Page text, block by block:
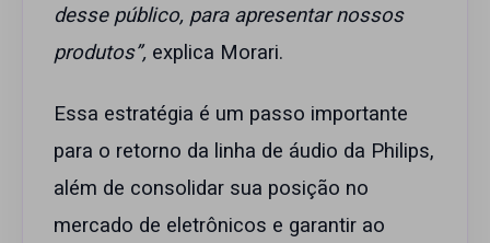
desse público, para apresentar nossos
produtos”, explica Morari.
Essa estratégia é um passo importante
para o retorno da linha de áudio da Philips,
além de consolidar sua posição no
mercado de eletrônicos e garantir ao